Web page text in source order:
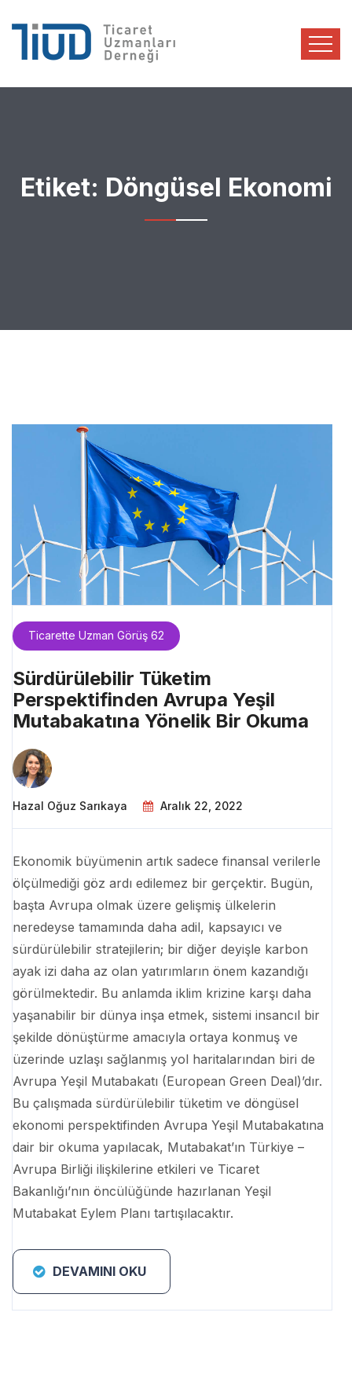
Etiket: Döngüsel Ekonomi
Ticarette Uzman Görüş 62
Sürdürülebilir Tüketim
Perspektifinden Avrupa Yeşil
Mutabakatına Yönelik Bir Okuma
Hazal Oğuz Sarıkaya Aralık 22, 2022
Ekonomik büyümenin artık sadece finansal verilerle
ölçülmediği göz ardı edilemez bir gerçektir. Bugün,
başta Avrupa olmak üzere gelişmiş ülkelerin
neredeyse tamamında daha adil, kapsayıcı ve
sürdürülebilir stratejilerin; bir diğer deyişle karbon
ayak izi daha az olan yatırımların önem kazandığı
görülmektedir. Bu anlamda iklim krizine karşı daha
yaşanabilir bir dünya inşa etmek, sistemi insancıl bir
şekilde dönüştürme amacıyla ortaya konmuş ve
üzerinde uzlaşı sağlanmış yol haritalarından biri de
Avrupa Yeşil Mutabakatı (European Green Deal)’dır.
Bu çalışmada sürdürülebilir tüketim ve döngüsel
ekonomi perspektifinden Avrupa Yeşil Mutabakatına
dair bir okuma yapılacak, Mutabakat’ın Türkiye –
Avrupa Birliği ilişkilerine etkileri ve Ticaret
Bakanlığı’nın öncülüğünde hazırlanan Yeşil
Mutabakat Eylem Planı tartışılacaktır.
DEVAMINI OKU